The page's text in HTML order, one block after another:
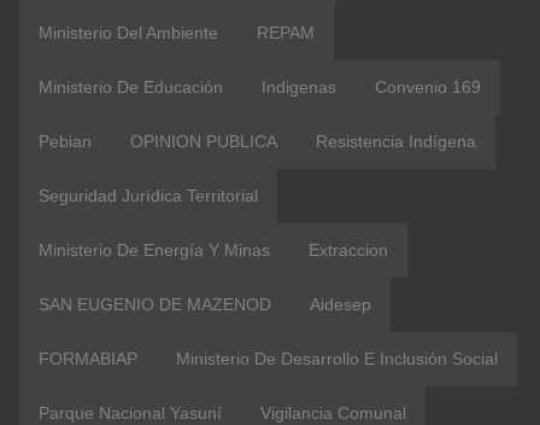
Ministerio Del Ambiente REPAM
Ministerio De Educación Indigenas Convenio 169
Pebian OPINION PUBLICA Resistencia Indígena
Seguridad Jurídica Territorial
Ministerio De Energía Y Minas Extraccion
SAN EUGENIO DE MAZENOD Aidesep
FORMABIAP Ministerio De Desarrollo E Inclusión Social
Parque Nacional Yasuní Vigilancia Comunal